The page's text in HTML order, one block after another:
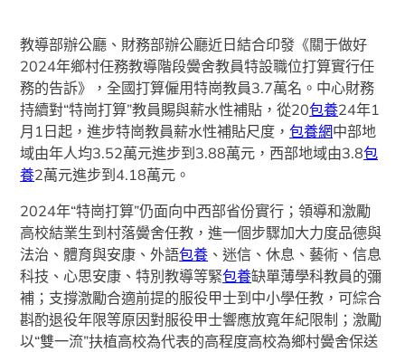
教導部辦公廳、財務部辦公廳近日結合印發《關于做好
2024年鄉村任務教導階段黌舍教員特設職位打算實行任
務的告訴》，全國打算僱用特崗教員3.7萬名。中心財務
持續對“特崗打算”教員賜與薪水性補貼，從20包養24年1
月1日起，進步特崗教員薪水性補貼尺度，包養網中部地
域由年人均3.52萬元進步到3.88萬元，西部地域由3.8包
養2萬元進步到4.18萬元。
2024年“特崗打算”仍面向中西部省份實行；領導和激勵
高校結業生到村落黌舍任教，進一個步驟加大力度品德與
法治、體育與安康、外語包養 、迷信、休息、藝術、信息
科技、心思安康、特別教導等緊包養缺單薄學科教員的彌
補；支撐激勵合適前提的服役甲士到中小學任教，可綜合
斟酌退役年限等原因對服役甲士響應放寬年紀限制；激勵
以“雙一流”扶植高校為代表的高程度高校為鄉村黌舍保送